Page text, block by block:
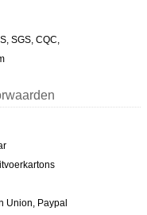
SGS, CQC,
Union, Paypal